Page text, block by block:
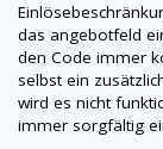
das angebotfeld
den Code immer
selbst ein
wird es nicht
immer sorgfältig